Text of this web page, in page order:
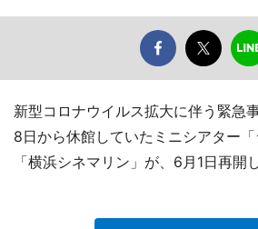
新型コロナウイルス拡大に伴う緊急
8日から休館していたミニシアター「
「横浜シネマリン」が、6月1日再開し